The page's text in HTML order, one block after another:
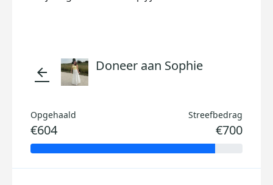
arrow_back Doneer aan Sophie
Opgehaald
€604
Streefbedrag
€700